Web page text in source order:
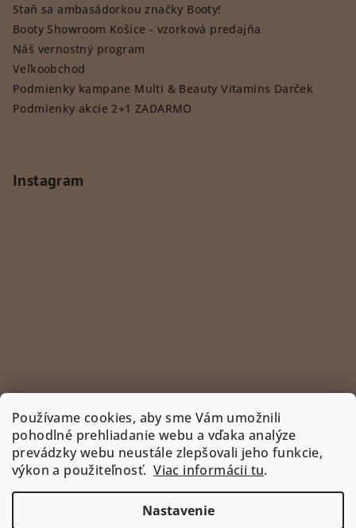
Používame cookies, aby sme Vám umožnili
pohodlné prehliadanie webu a vďaka analýze
prevádzky webu neustále zlepšovali jeho funkcie,
výkon a použiteľnosť.Viac informácii tu.
Nastavenie
Staň sa ambasádorkou značky Booty!
Booty Showroom Košice - vzorková predajňa
Náš vernostný program
Veľkoobchod
Podmienky kampane Multi & Beauty Vitamins Darček
Podmienky akcie 2+1 ZADARMO
Instagram
Sledovať na Instagrame
INSTAGRAM